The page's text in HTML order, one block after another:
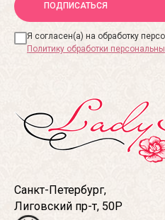
ПОДПИСАТЬСЯ
Я согласен(а) на обработку
Политику обработки
Санкт-Петербург,
Лиговский пр-т, 50Р